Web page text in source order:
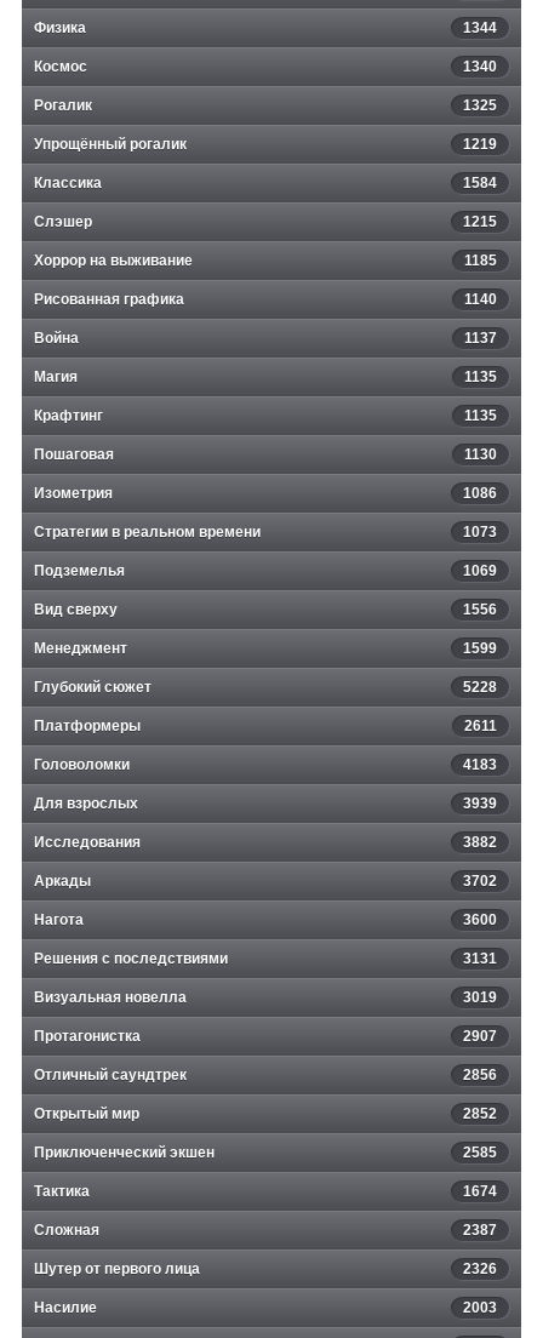
Физика 1344
Космос 1340
Рогалик 1325
Упрощённый рогалик 1219
Классика 1584
Слэшер 1215
Хоррор на выживание 1185
Рисованная графика 1140
Война 1137
Магия 1135
Крафтинг 1135
Пошаговая 1130
Изометрия 1086
Стратегии в реальном времени 1073
Подземелья 1069
Вид сверху 1556
Менеджмент 1599
Глубокий сюжет 5228
Платформеры 2611
Головоломки 4183
Для взрослых 3939
Исследования 3882
Аркады 3702
Нагота 3600
Решения с последствиями 3131
Визуальная новелла 3019
Протагонистка 2907
Отличный саундтрек 2856
Открытый мир 2852
Приключенческий экшен 2585
Тактика 1674
Сложная 2387
Шутер от первого лица 2326
Насилие 2003